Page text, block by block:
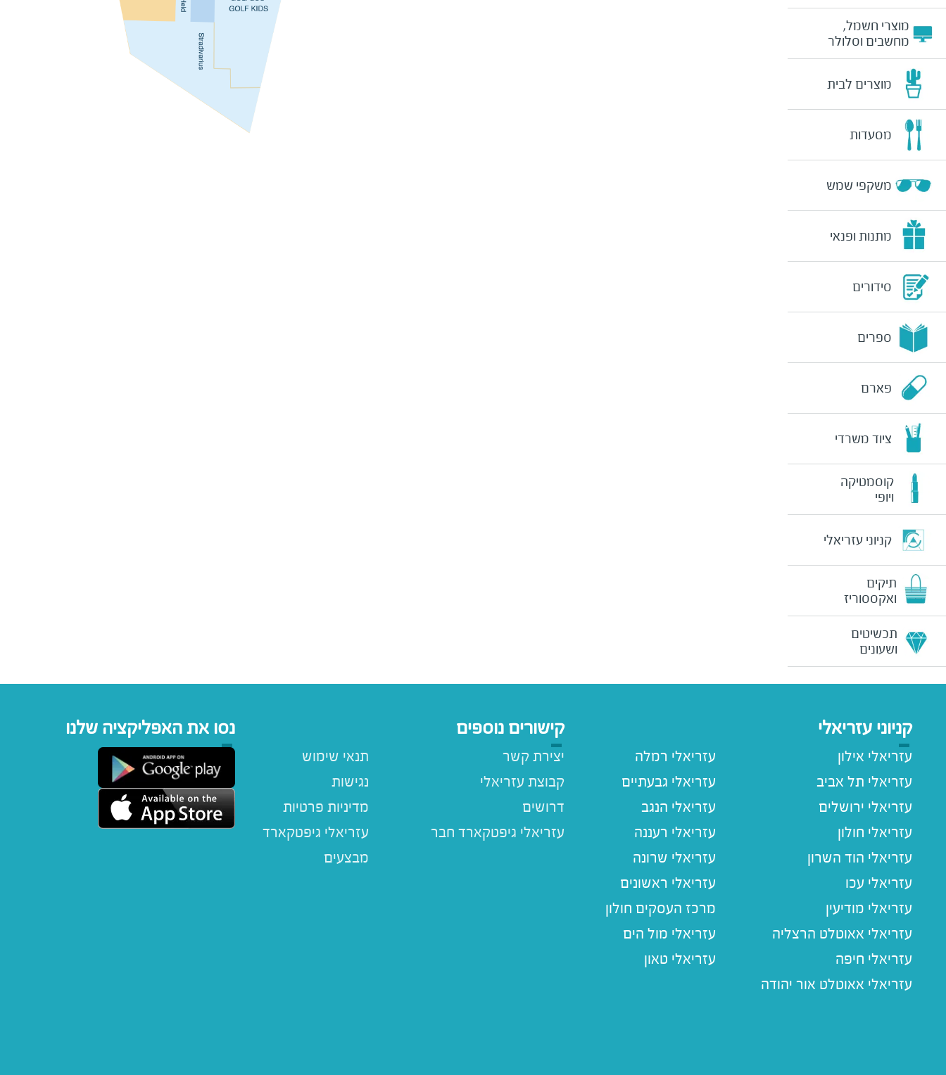
מוצרי חשמל,
מחשבים וסלולר
מוצרים לבית
מסעדות
משקפי שמש
מתנות ופנאי
סידורים
ספרים
פארם
ציוד משרדי
קוסמטיקה
ויופי
קניוני עזריאלי
תיקים
ואקססוריז
תכשיטים
ושעונים
קניוני עזריאלי
עזריאלי אילון
עזריאלי תל אביב
עזריאלי ירושלים
עזריאלי חולון
עזריאלי הוד השרון
עזריאלי עכו
עזריאלי מודיעין
עזריאלי אאוטלט הרצליה
עזריאלי חיפה
עזריאלי אאוטלט אור יהודה
עזריאלי רמלה
עזריאלי גבעתיים
עזריאלי הנגב
עזריאלי רעננה
עזריאלי שרונה
עזריאלי ראשונים
מרכז העסקים חולון
עזריאלי מול הים
עזריאלי טאון
קישורים נוספים
תנאי שימוש
נגישות
מדיניות פרטיות
עזריאלי גיפטקארד
מבצעים
יצירת קשר
קבוצת עזריאלי
דרושים
נסו את האפליקציה שלנו